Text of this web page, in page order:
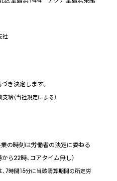
社
き決定します。
給（当社規定による）
の時刻は労働者の決定に委ねる
ら22時、コアタイム無し）
7時間15分に当該清算期間の所定労